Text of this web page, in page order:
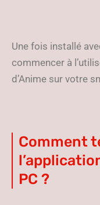
Une fois installé
commencer à
d’Anime sur votre
Comment
PC ?